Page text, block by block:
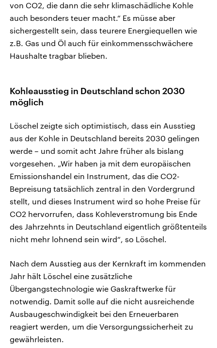
von CO2, die dann die sehr klimaschädliche Kohle
auch besonders teuer macht.“ Es müsse aber
sichergestellt sein, dass teurere Energiequellen wie
z.B. Gas und Öl auch für einkommensschwächere
Haushalte tragbar blieben.
Kohleausstieg in Deutschland schon 2030
möglich
Löschel zeigte sich optimistisch, dass ein Ausstieg
aus der Kohle in Deutschland bereits 2030 gelingen
werde – und somit acht Jahre früher als bislang
vorgesehen. „Wir haben ja mit dem europäischen
Emissionshandel ein Instrument, das die CO2-
Bepreisung tatsächlich zentral in den Vordergrund
stellt, und dieses Instrument wird so hohe Preise für
CO2 hervorrufen, dass Kohleverstromung bis Ende
des Jahrzehnts in Deutschland eigentlich größtenteils
nicht mehr lohnend sein wird“, so Löschel.
Nach dem Ausstieg aus der Kernkraft im kommenden
Jahr hält Löschel eine zusätzliche
Übergangstechnologie wie Gaskraftwerke für
notwendig. Damit solle auf die nicht ausreichende
Ausbaugeschwindigkeit bei den Erneuerbaren
reagiert werden, um die Versorgungssicherheit zu
gewährleisten.